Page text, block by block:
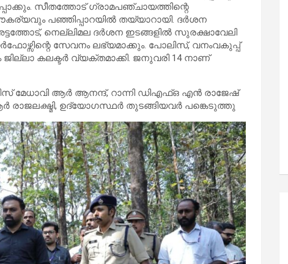
സീതത്തോട് ഗ്രാമപഞ്ചായത്തിന്റെ
പഞ്ഞിപ്പാറയില്‍ തയ്യാറായി. ദര്‍ശന
നെല്ലിമല ദര്‍ശന ഇടങ്ങളില്‍ സുരക്ഷാവേലി
സേവനം ലഭ്യമാക്കും. പോലിസ്, വനംവകുപ്പ്
കലക്ടര്‍ വ്യക്തമാക്കി. ജനുവരി 14 നാണ്
ആര്‍ ആനന്ദ്, റാന്നി ഡിഎഫ്ഒ എന്‍ രാജേഷ്
രാജലക്ഷ്മി, ഉദ്യോഗസ്ഥര്‍ തുടങ്ങിയവര്‍ പങ്കെടുത്തു